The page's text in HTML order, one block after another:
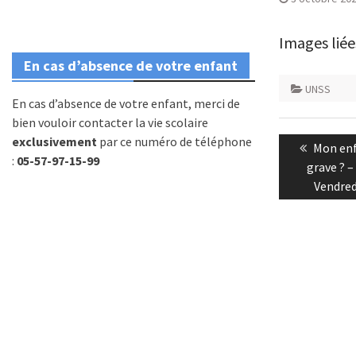
Images
UNSS
l’article
post:
Mon
grave ?
En cas d’absence de votre enfant
En cas d’absence de votre enfant, merci de
bien vouloir contacter la vie scolaire
exclusivement par ce numéro de téléphone
: 05-57-97-15-99